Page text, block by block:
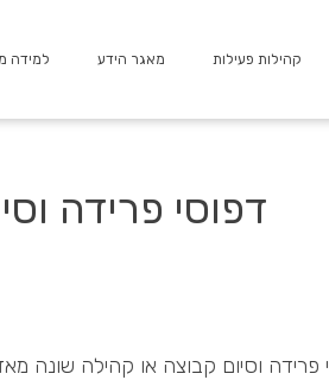
קהילות פעילות מאגר הידע למידה
דפוסי פרידה
וסיום קבוצה או קהילה שונה